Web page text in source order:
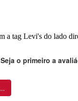
a tag Levi's do lado
o primeiro a